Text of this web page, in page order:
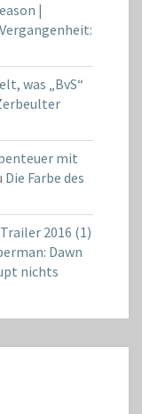
|
was „BvS“
mit
Die Farbe des
2016 (1)
Dawn
nichts